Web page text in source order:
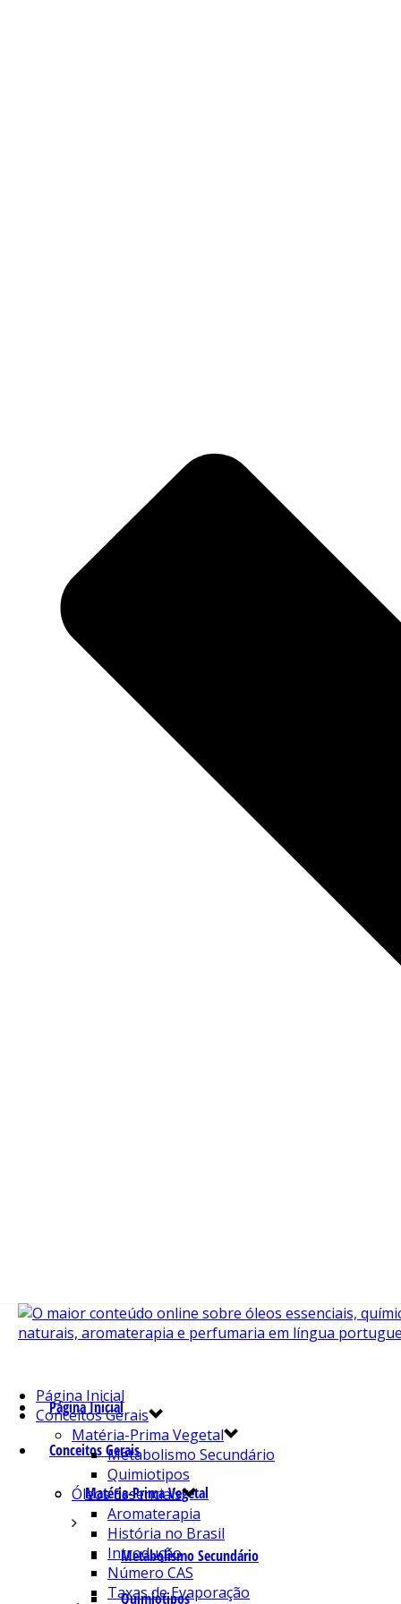
Página Inicial
Conceitos Gerais
Matéria-Prima Vegetal
Metabolismo Secundário
Quimiotipos
Página Inicial
Conceitos Gerais
Matéria-Prima Vegetal
Metabolismo Secundário
Quimiotipos
Óleos Essenciais
Aromaterapia
História no Brasil
Introdução
Número CAS
Taxas de Evaporação